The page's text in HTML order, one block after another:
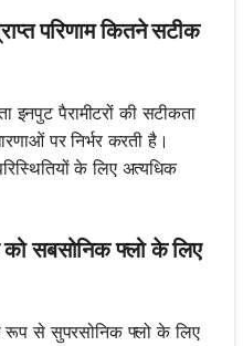
परिणाम कितने सटीक
पैरामीटरों की सटीकता
पर निर्भर करती है।
के लिए अत्यधिक
सबसोनिक फ्लो के लिए
से सुपरसोनिक फ्लो के लिए